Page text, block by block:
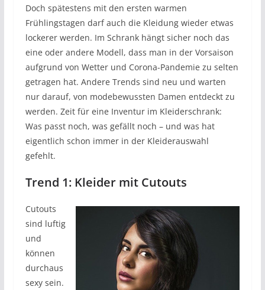
Doch spätestens mit den ersten warmen
Frühlingstagen darf auch die Kleidung wieder etwas
lockerer werden. Im Schrank hängt sicher noch das
eine oder andere Modell, dass man in der Vorsaison
aufgrund von Wetter und Corona-Pandemie zu selten
getragen hat. Andere Trends sind neu und warten
nur darauf, von modebewussten Damen entdeckt zu
werden. Zeit für eine Inventur im Kleiderschrank:
Was passt noch, was gefällt noch – und was hat
eigentlich schon immer in der Kleiderauswahl
gefehlt.
Trend 1: Kleider mit Cutouts
Cutouts
sind luftig
und
können
durchaus
sexy sein.